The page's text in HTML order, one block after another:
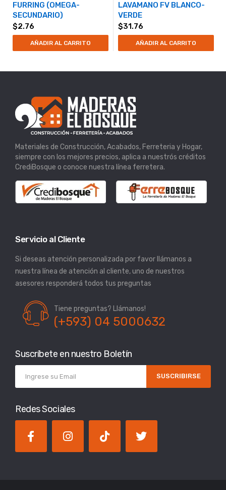
FURRING (OMEGA-
SECUNDARIO)
$2.76
AÑADIR AL CARRITO
LAVAMANO FV BLANCO-
VERDE
$31.76
AÑADIR AL CARRITO
Materiales de Construcción, Acabados, Ferreteria y Hogar,
siempre con los mejores precios, aplica a nuestrós créditos
CrediBosque o conoce nuestra línea ferretera.
Servicio al Cliente
Si deseas atención personalizada por favor llámanos a
nuestra línea de atención al cliente, uno de nuestros
asesores responderá todos tus preguntas
Tiene preguntas? Llámanos!
(+593) 04 5000632
Suscríbete en nuestro Boletín
SUSCRIBIRSE
Redes Sociales